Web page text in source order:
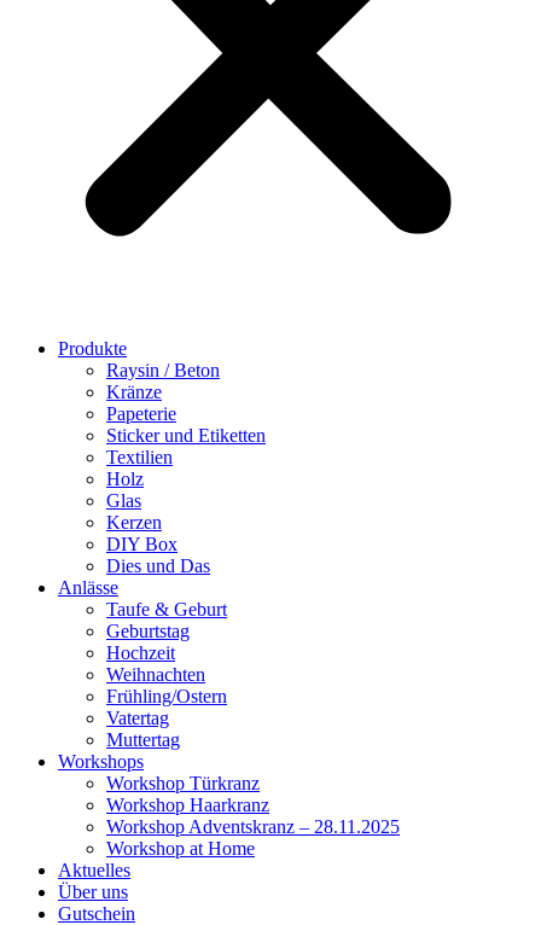
Produkte
Raysin / Beton
Kränze
Papeterie
Sticker und Etiketten
Textilien
Holz
Glas
Kerzen
DIY Box
Dies und Das
Anlässe
Taufe & Geburt
Geburtstag
Hochzeit
Weihnachten
Frühling/Ostern
Vatertag
Muttertag
Workshops
Workshop Türkranz
Workshop Haarkranz
Workshop Adventskranz – 28.11.2025
Workshop at Home
Aktuelles
Über uns
Gutschein